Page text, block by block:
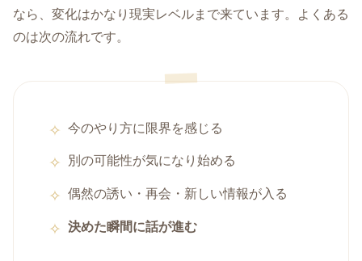
なら、変化はかなり現実レベルまで来ています。よくある
のは次の流れです。
今のやり方に限界を感じる
別の可能性が気になり始める
偶然の誘い・再会・新しい情報が入る
決めた瞬間に話が進む